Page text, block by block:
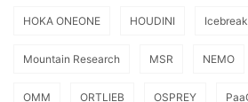
HOKA ONEONE HOUDINI
Mountain Research MSR NEMO
OMM ORTLIEB OSPREY